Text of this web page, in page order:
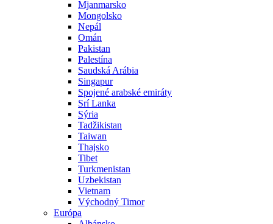
Mjanmarsko
Mongolsko
Nepál
Omán
Pakistan
Palestína
Saudská Arábia
Singapur
Spojené arabské emiráty
Srí Lanka
Sýria
Tadžikistan
Taiwan
Thajsko
Tibet
Turkmenistan
Uzbekistan
Vietnam
Východný Timor
Európa